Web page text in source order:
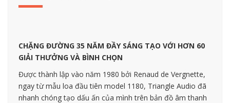
CHẶNG ĐƯỜNG 35 NĂM ĐẦY SÁNG TẠO VỚI HƠN 60
GIẢI THƯỞNG VÀ BÌNH CHỌN
Được thành lập vào năm 1980 bởi Renaud de Vergnette,
ngay từ mẫu loa đầu tiên model 1180, Triangle Audio đã
nhanh chóng tạo dấu ấn của mình trên bản đồ âm thanh